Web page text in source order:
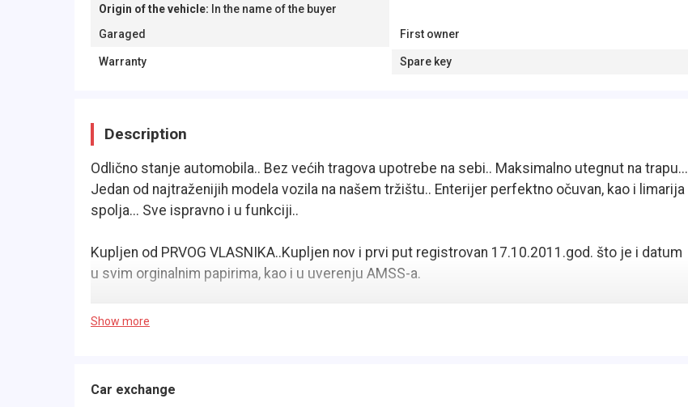
Origin of the vehicle: In the name of the buyer
Garaged
First owner
Warranty Spare key
Description
Odlično stanje automobila.. Bez većih tragova upotrebe na sebi.. Maksimalno utegnut na trapu...
Jedan od najtraženijih modela vozila na našem tržištu.. Enterijer perfektno očuvan, kao i limarija
spolja... Sve ispravno i u funkciji..
Kupljen od PRVOG VLASNIKA..Kupljen nov i prvi put registrovan 17.10.2011.god. što je i datum
u svim orginalnim papirima, kao i u uverenju AMSS-a.
U njemu je 1.6 TDI Dizel motor od 105 konjskih snaga najnovije generacije, koji se odlično
Sve u svemu VOZILO ZA SVAKU PREPORUKU...
Show more
Car exchange